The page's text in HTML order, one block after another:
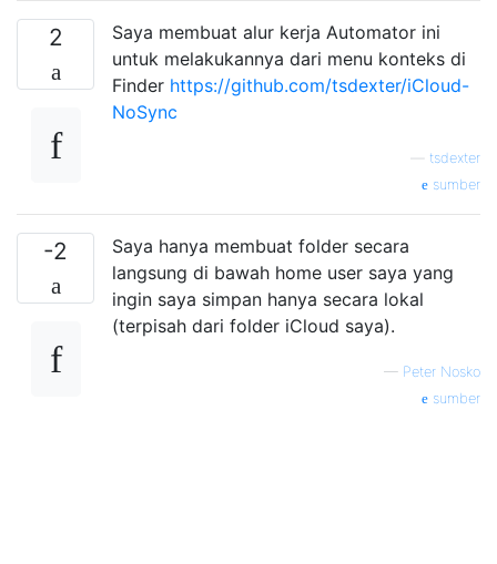
2
Saya membuat alur kerja Automator ini
untuk melakukannya dari menu konteks di
Finder https://github.com/tsdexter/iCloud-
NoSync
tsdexter
sumber
-2
Saya hanya membuat folder secara
langsung di bawah home user saya yang
ingin saya simpan hanya secara lokal
(terpisah dari folder iCloud saya).
— Peter Nosko
sumber